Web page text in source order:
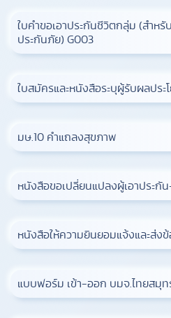
ใบคำขอเอาประกันชีวิตกลุ่ม (สำหรั
ประกันภัย) G003
ใบสมัครและหนังสือระบุผู้รับผลประ
มษ.10 คำแถลงสุขภาพ
หนังสือขอเปลี่ยนแปลงผู้เอาประกั
หนังสือให้ความยินยอมแจ้งและส่ง
แบบฟอร์ม เข้า-ออก บมจ.ไทยสมุท